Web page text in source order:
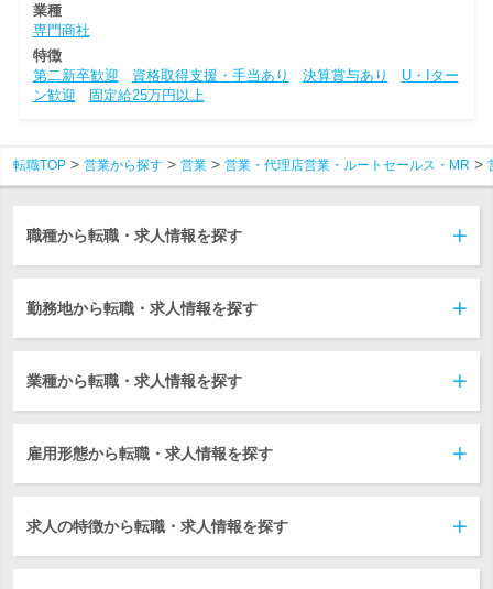
業種
専門商社
特徴
第二新卒歓迎
資格取得支援・手当あり 決算賞与あり
U・Iター
ン歓迎
固定給25万円以上
転職TOP 営業から探す 営業 営業・代理店営業・ルートセールス・MR
職種から転職・求人情報を探す
勤務地から転職・求人情報を探す
業種から転職・求人情報を探す
雇用形態から転職・求人情報を探す
求人の特徴から転職・求人情報を探す